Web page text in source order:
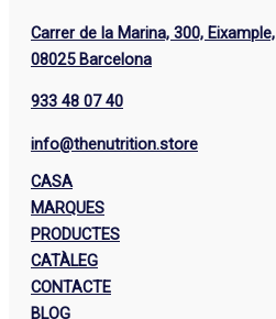
Carrer de la Marina, 300, Eixample,
08025 Barcelona
933 48 07 40
info@thenutrition.store
CASA
MARQUES
PRODUCTES
CATÀLEG
CONTACTE
BLOG